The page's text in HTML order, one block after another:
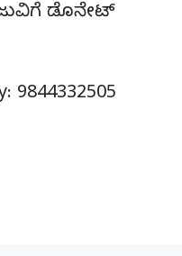
ಡೊನೇಟ್‌
9844332505